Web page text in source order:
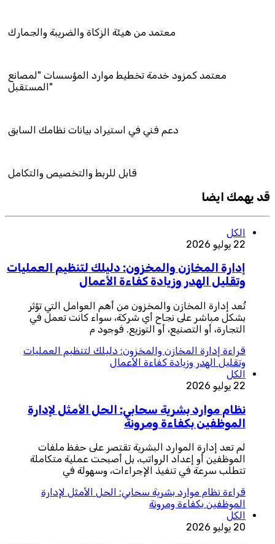
معتمد من هيئة الزكاة والضريبة والجمارك
خدمة تخطيط موارد المؤسسات "لمصانع
دعم فني في استيراد بيانات نظامك السابق
قابل للربط والتخصيص والتكامل
قد يهمك ايضا
الكل
22 يوليو 2026
إدارة المخازن والمخزون: دليلك لتنظيم العمليات
وتقليل الهدر وزيادة كفاءة الأعمال
تُعد إدارة المخازن والمخزون من أهم العوامل التي تؤثر
بشكل مباشر على نجاح أي شركة، سواء كانت تعمل في
التجارة، أو التصنيع، أو التوزيع. فوجود م
قراءة إدارة المخازن والمخزون: دليلك لتنظيم العمليات
وتقليل الهدر وزيادة كفاءة الأعمال
الكل
22 يوليو 2026
نظام موارد بشرية سحابي: الحل الأمثل لإدارة
الموظفين بكفاءة ومرونة
لم تعد إدارة الموارد البشرية تقتصر على حفظ ملفات
الموظفين أو إعداد الرواتب، بل أصبحت عملية متكاملة
تتطلب سرعة في تنفيذ الإجراءات، وسهولة في
قراءة نظام موارد بشرية سحابي: الحل الأمثل لإدارة
الموظفين بكفاءة ومرونة
الكل
20 يوليو 2026